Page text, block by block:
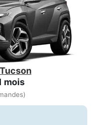
mois